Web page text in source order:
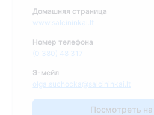
Домашняя страница
www.salcininkai.lt
Номер телефона
(0 380) 48 317
Э-мейл
olga.suchocka@salcininkai.lt
Посмотреть на